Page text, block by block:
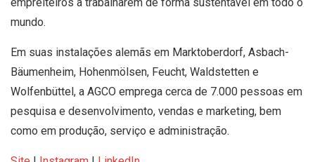
mundo.
Em suas instalações alemãs em Marktoberdorf, Asbach-
Bäumenheim, Hohenmölsen, Feucht, Waldstetten e
Wolfenbüttel, a AGCO emprega cerca de 7.000 pessoas em
pesquisa e desenvolvimento, vendas e marketing, bem
como em produção, serviço e administração.